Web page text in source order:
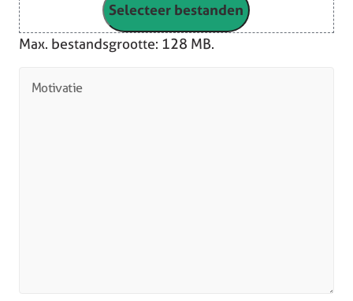
Selecteer bestanden
Max. bestandsgrootte: 128 MB.
Motivatie